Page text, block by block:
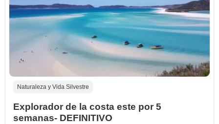
Naturaleza y Vida Silvestre
Explorador de la costa este por 5
semanas- DEFINITIVO